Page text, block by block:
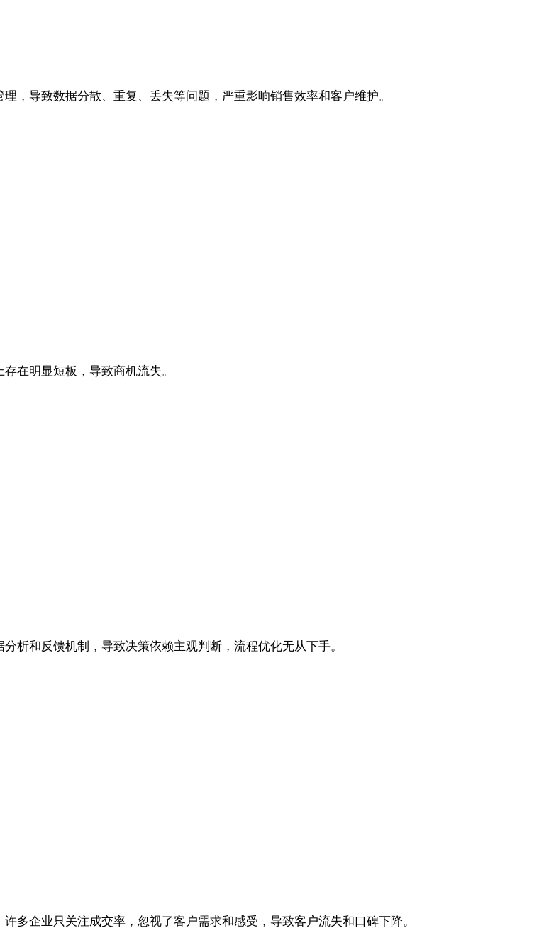
，导致数据分散、重复、丢失等问题，严重影响销售效率和客户维护。
在明显短板，导致商机流失。
析和反馈机制，导致决策依赖主观判断，流程优化无从下手。
多企业只关注成交率，忽视了客户需求和感受，导致客户流失和口碑下降。